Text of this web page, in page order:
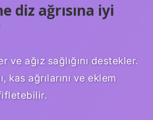
diz ağrısına iyi
ve ağız sağlığını destekler.
kas ağrılarını ve eklem